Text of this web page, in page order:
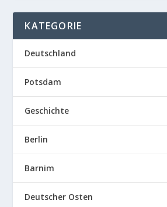
KATEGORIE
Deutschland
Potsdam
Geschichte
Berlin
Barnim
Deutscher Osten